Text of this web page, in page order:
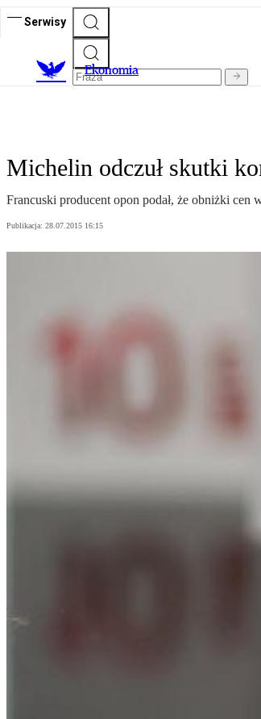
Serwisy
Ekonomia
Michelin odczuł skutki
Francuski producent opon podał, że obniżki cen
Publikacja: 28.07.2015 16:15